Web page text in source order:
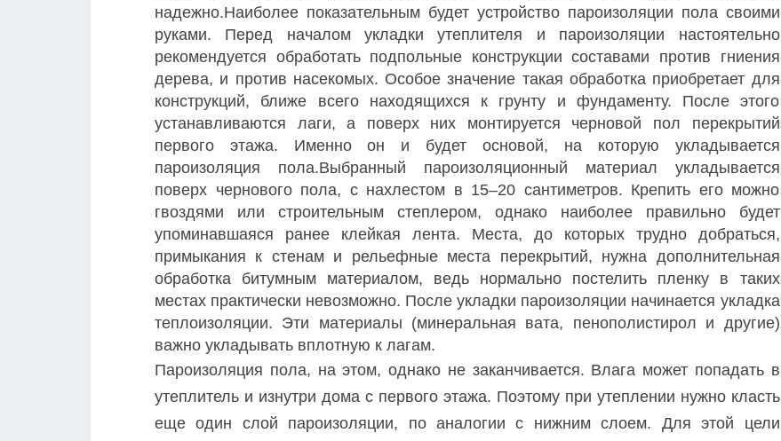
надежно.Наиболее показательным будет устройство пароизоляции пола своими
руками. Перед началом укладки утеплителя и пароизоляции настоятельно
рекомендуется обработать подпольные конструкции составами против гниения
дерева, и против насекомых. Особое значение такая обработка приобретает для
конструкций, ближе всего находящихся к грунту и фундаменту. После этого
устанавливаются лаги, а поверх них монтируется черновой пол перекрытий
первого этажа. Именно он и будет основой, на которую укладывается
пароизоляция пола.Выбранный пароизоляционный материал укладывается
поверх чернового пола, с нахлестом в 15–20 сантиметров. Крепить его можно
гвоздями или строительным степлером, однако наиболее правильно будет
упоминавшаяся ранее клейкая лента. Места, до которых трудно добраться,
примыкания к стенам и рельефные места перекрытий, нужна дополнительная
обработка битумным материалом, ведь нормально постелить пленку в таких
местах практически невозможно. После укладки пароизоляции начинается укладка
теплоизоляции. Эти материалы (минеральная вата, пенополистирол и другие)
важно укладывать вплотную к лагам.
Пароизоляция пола, на этом, однако не заканчивается. Влага может попадать в
утеплитель и изнутри дома с первого этажа. Поэтому при утеплении нужно класть
еще один слой пароизоляции, по аналогии с нижним слоем. Для этой цели